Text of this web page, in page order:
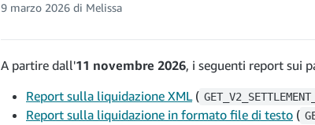
9 marzo 2026 di Melissa
A partire dall'11 novembre 2026, i seguenti report sui
Report sulla liquidazione XML(
Report sulla liquidazione in formato file di testo (